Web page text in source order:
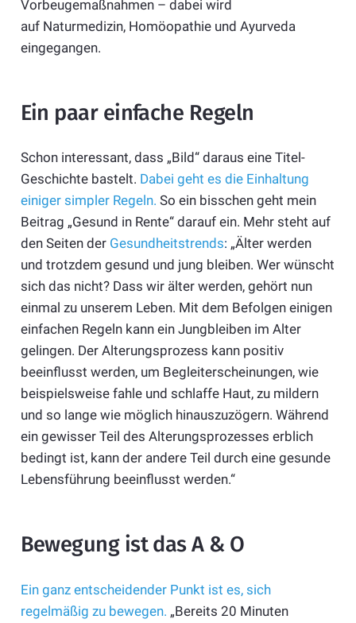
Vorbeugemaßnahmen – dabei wird
auf Naturmedizin, Homöopathie und Ayurveda
eingegangen.
Ein paar einfache Regeln
Schon interessant, dass „Bild“ daraus eine Titel-
Geschichte bastelt. Dabei geht es die Einhaltung
einiger simpler Regeln. So ein bisschen geht mein
Beitrag „Gesund in Rente“ darauf ein. Mehr steht auf
den Seiten der Gesundheitstrends: „Älter werden
und trotzdem gesund und jung bleiben. Wer wünscht
sich das nicht? Dass wir älter werden, gehört nun
einmal zu unserem Leben. Mit dem Befolgen einigen
einfachen Regeln kann ein Jungbleiben im Alter
gelingen. Der Alterungsprozess kann positiv
beeinflusst werden, um Begleiterscheinungen, wie
beispielsweise fahle und schlaffe Haut, zu mildern
und so lange wie möglich hinauszuzögern. Während
ein gewisser Teil des Alterungsprozesses erblich
bedingt ist, kann der andere Teil durch eine gesunde
Lebensführung beeinflusst werden.“
Bewegung ist das A & O
Ein ganz entscheidender Punkt ist es, sich
regelmäßig zu bewegen. „Bereits 20 Minuten